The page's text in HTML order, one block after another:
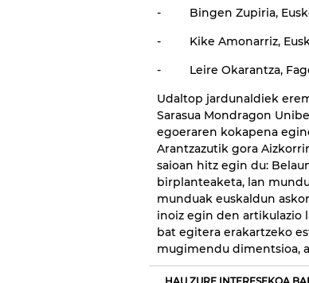
- Bingen Zupiria,
- Kike Amonarriz,
- Leire Okarantza,
Udaltop jardunaldiek
Sarasua Mondragon
egoeraren kokapena
Arantzazutik gora
saioan hitz egin du:
birplanteaketa, lan
munduak euskaldun
inoiz egin den artikulazio
bat egitera erakartzeko
mugimendu dimentsioa,